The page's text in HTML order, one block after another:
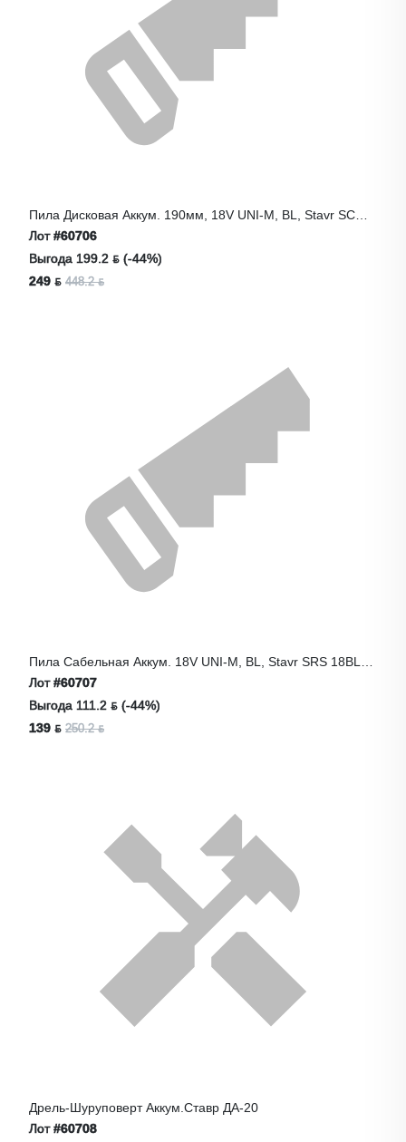
Пила Дисковая Аккум. 190мм, 18V UNI-M, BL, Stavr SCW
18BL-190
Лот#60706
Выгода 199.2 ƃ (-44%)
249 ƃ 448.2 ƃ
Пила Сабельная Аккум. 18V UNI-M, BL, Stavr SRS 18BL-
110V
Лот#60707
Выгода 111.2 ƃ (-44%)
139 ƃ 250.2 ƃ
Дрель-Шуруповерт Аккум.Ставр ДА-20
Лот#60708